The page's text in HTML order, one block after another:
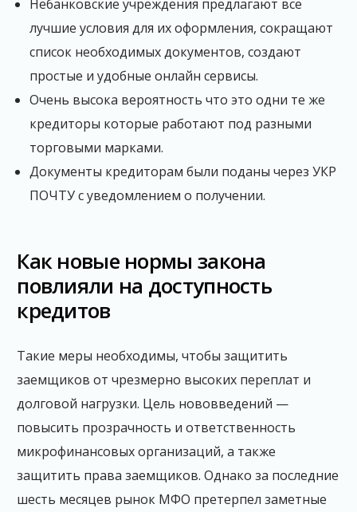
Небанковские учреждения предлагают все
лучшие условия для их оформления, сокращают
список необходимых документов, создают
простые и удобные онлайн сервисы.
Очень высока вероятность что это одни те же
кредиторы которые работают под разными
торговыми марками.
Документы кредиторам были поданы через УКР
ПОЧТУ с уведомлением о получении.
Как новые нормы закона
повлияли на доступность
кредитов
Такие меры необходимы, чтобы защитить
заемщиков от чрезмерно высоких переплат и
долговой нагрузки. Цель нововведений —
повысить прозрачность и ответственность
микрофинансовых организаций, а также
защитить права заемщиков. Однако за последние
шесть месяцев рынок МФО претерпел заметные